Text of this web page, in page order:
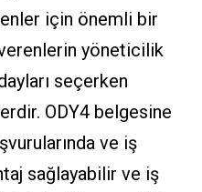
için önemli bir
yöneticilik
seçerken
ODY4 belgesine
ve iş
sağlayabilir ve iş